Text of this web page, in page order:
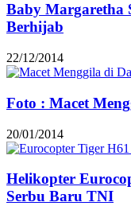
Baby Margaretha
Berhijab
22/12/2014
Foto : Macet
20/01/2014
Helikopter
Serbu Baru TNI